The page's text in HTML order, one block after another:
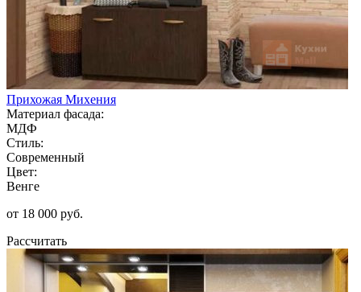
Прихожая Михения
Материал фасада:
МДФ
Стиль:
Современный
Цвет:
Венге
от 18 000 руб.
Рассчитать